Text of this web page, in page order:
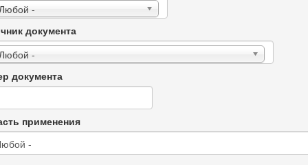
-
документа
-
документа
применения